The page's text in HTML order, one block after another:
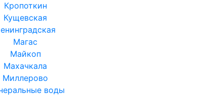
Кропоткин
Кущевская
Магас
Майкоп
Махачкала
Миллерово
воды